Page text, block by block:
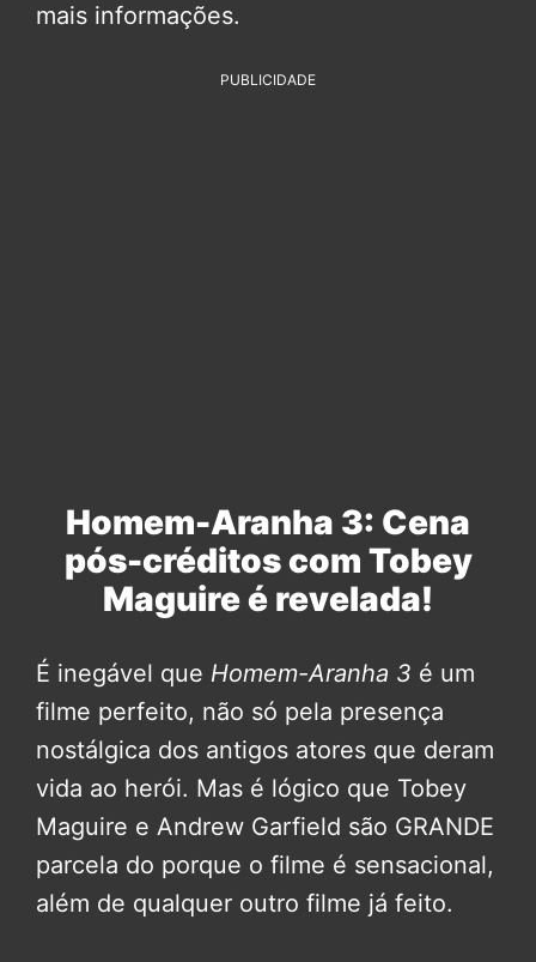
mais informações.
PUBLICIDADE
Homem-Aranha 3: Cena
pós-créditos com Tobey
Maguire é revelada!
É inegável que Homem-Aranha 3 é um
filme perfeito, não só pela presença
nostálgica dos antigos atores que deram
vida ao herói. Mas é lógico que Tobey
Maguire e Andrew Garfield são GRANDE
parcela do porque o filme é sensacional,
além de qualquer outro filme já feito.